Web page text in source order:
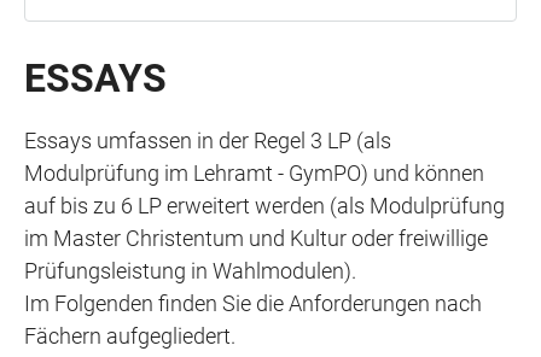
ESSAYS
Essays umfassen in der Regel 3 LP (als
Modulprüfung im Lehramt - GymPO) und können
auf bis zu 6 LP erweitert werden (als Modulprüfung
im Master Christentum und Kultur oder freiwillige
Prüfungsleistung in Wahlmodulen).
Im Folgenden finden Sie die Anforderungen nach
Fächern aufgegliedert.